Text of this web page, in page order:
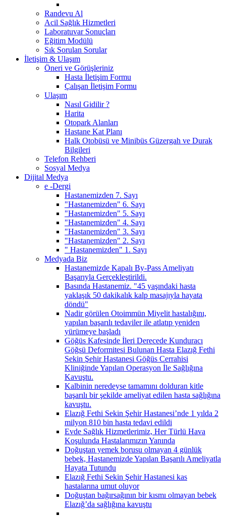
Randevu Al
Acil Sağlık Hizmetleri
Laboratuvar Sonuçları
Eğitim Modülü
Sık Sorulan Sorular
İletişim & Ulaşım
Öneri ve Görüşleriniz
Hasta İletişim Formu
Çalışan İletişim Formu
Ulaşım
Nasıl Gidilir ?
Harita
Otopark Alanları
Hastane Kat Planı
Halk Otobüsü ve Minibüs Güzergah ve Durak
Bilgileri
Telefon Rehberi
Sosyal Medya
Dijital Medya
e -Dergi
Hastanemizden 7. Sayı
"Hastanemizden" 6. Sayı
"Hastanemizden" 5. Sayı
"Hastanemizden" 4. Sayı
"Hastanemizden" 3. Sayı
"Hastanemizden" 2. Sayı
" Hastanemizden" 1. Sayı
Medyada Biz
Hastanemizde Kapalı By-Pass Ameliyatı
Başarıyla Gerçekleştirildi.
Basında Hastanemiz. "45 yaşındaki hasta
yaklaşık 50 dakikalık kalp masajıyla hayata
döndü"
Nadir görülen Otoimmün Miyelit hastalığını,
yapılan başarılı tedaviler ile atlatıp yeniden
yürümeye başladı
Göğüs Kafesinde İleri Derecede Kunduracı
Göğsü Deformitesi Bulunan Hasta Elazığ Fethi
Sekin Şehir Hastanesi Göğüs Cerrahisi
Kliniğinde Yapılan Operasyon İle Sağlığına
Kavuştu.
Kalbinin neredeyse tamamını dolduran kitle
başarılı bir şekilde ameliyat edilen hasta sağlığına
kavuştu.
Elazığ Fethi Sekin Şehir Hastanesi’nde 1 yılda 2
milyon 810 bin hasta tedavi edildi
Evde Sağlık Hizmetlerimiz, Her Türlü Hava
Koşulunda Hastalarımızın Yanında
Doğuştan yemek borusu olmayan 4 günlük
bebek, Hastanemizde Yapılan Başarılı Ameliyatla
Hayata Tutundu
Elazığ Fethi Sekin Şehir Hastanesi kas
hastalarına umut oluyor
Doğuştan bağırsağının bir kısmı olmayan bebek
Elazığ’da sağlığına kavuştu